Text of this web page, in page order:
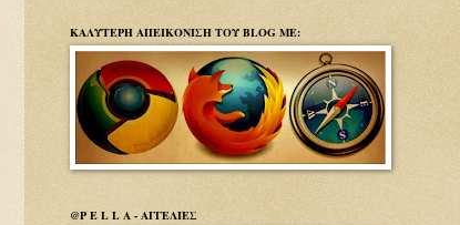
ΚΑΛΥΤΕΡΗ ΑΠΕΙΚΟΝΙΣΗ ΤΟΥ BLOG ΜΕ:
@P E L L A - ΑΓΓΕΛΙΕΣ